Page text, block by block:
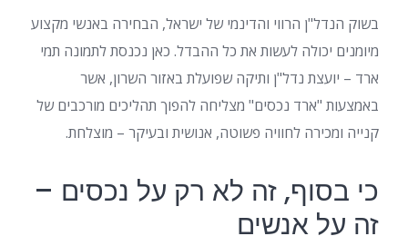
בשוק הנדל"ן הרווי והדינמי של ישראל, הבחירה באנשי מקצוע
מיומנים יכולה לעשות את כל ההבדל. כאן נכנסת לתמונה תמי
ארד – יועצת נדל"ן ותיקה שפועלת באזור השרון, אשר
באמצעות "ארד נכסים" מצליחה להפוך תהליכים מורכבים של
קנייה ומכירה לחוויה פשוטה, אנושית ובעיקר – מוצלחת.
כי בסוף, זה לא רק על נכסים –
זה על אנשים